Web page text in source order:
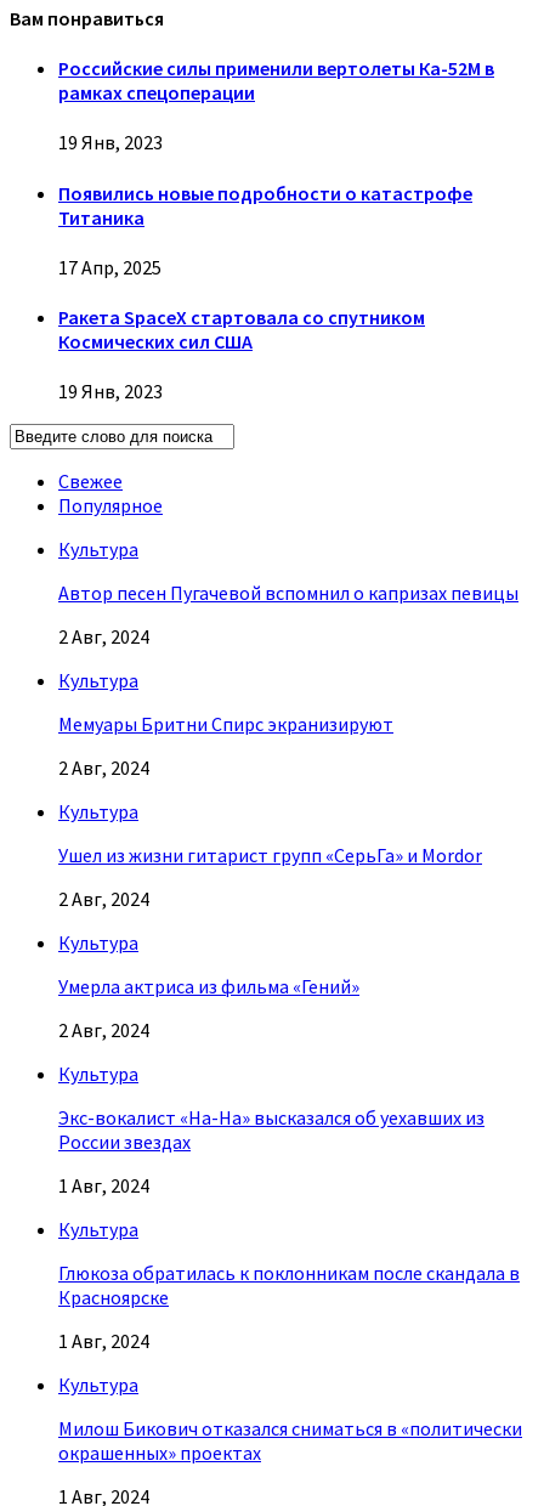
Вам понравиться
Российские силы применили вертолеты Ка-52М в
рамках спецоперации
19 Янв, 2023
Появились новые подробности о катастрофе
Титаника
17 Апр, 2025
Ракета SpaceX стартовала со спутником
Космических сил США
19 Янв, 2023
Свежее
Популярное
Культура
Автор песен Пугачевой вспомнил о капризах певицы
2 Авг, 2024
Культура
Мемуары Бритни Спирс экранизируют
2 Авг, 2024
Культура
Ушел из жизни гитарист групп «СерьГа» и Mordor
2 Авг, 2024
Культура
Умерла актриса из фильма «Гений»
2 Авг, 2024
Культура
Экс-вокалист «На-На» высказался об уехавших из
России звездах
1 Авг, 2024
Культура
Глюкоза обратилась к поклонникам после скандала в
Красноярске
1 Авг, 2024
Культура
Милош Бикович отказался сниматься в «политически
окрашенных» проектах
1 Авг, 2024